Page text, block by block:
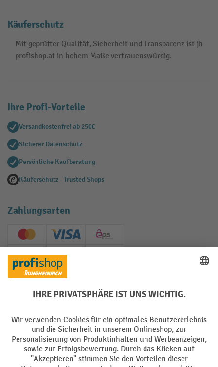
Käuferschutz
Mit geprüfter Qualität, Sicherheit und Transparenz ist jh-
profishop.at in hohem Maße vertrauenswürdig.
Ihre Profi-Vorteile
Versandkostenfrei ab 250€
Sicherer Datenschutz
Persönliche Kaufberatung
Käuferschutz - Trusted Shops
Zahlungsarten
Creditcard (Master)Creditcard (Visa)
EPS
PayPal
Soziale Netzwerke
Impressum Datenschutz